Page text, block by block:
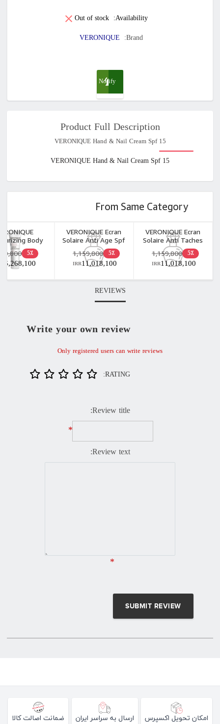
Availability:
Out of stock
Brand:
VERONIQUE
Notify
when
Product Full Description
VERONIQUE Hand & Nail Cream Spf 15
VERONIQUE Hand & Nail Cream Spf 15
From Same Category
Body
48H
5٪
6,268,100
VERONIQUE Ecran
Solaire Anti Age Spf
+50 Oil Free 40ml
5٪ 1,159,800
11,018,100
IRR
VERONIQUE Ecran
Solaire Anti Taches
Spf +50 Oil Free 40ml
5٪ 1,159,800
11,018,100
IRR
REVIEWS
Write your own review
Only registered users can write reviews
RATING:
Review title:
*
Review text:
*
امکان تحویل اکسپرس ارسال به سراسر ایران ضمانت اصالت کالا